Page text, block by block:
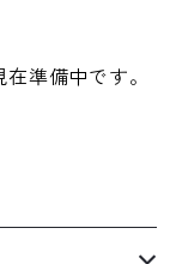
準備中です。